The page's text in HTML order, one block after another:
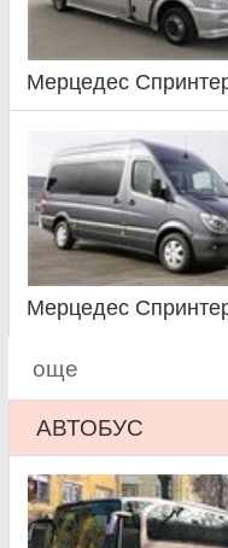
Мерцедес
Мерцедес
още
АВТОБУС